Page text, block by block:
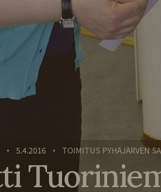
• 5.4.2016 • TOIMITUS PYHÄJÄRVEN